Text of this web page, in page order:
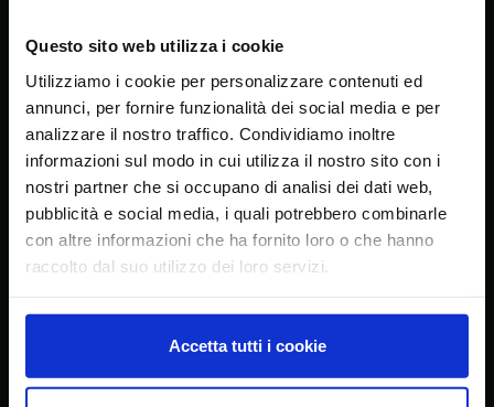
Questo sito web utilizza i cookie
Utilizziamo i cookie per personalizzare contenuti ed
annunci, per fornire funzionalità dei social media e per
analizzare il nostro traffico. Condividiamo inoltre
informazioni sul modo in cui utilizza il nostro sito con i
nostri partner che si occupano di analisi dei dati web,
pubblicità e social media, i quali potrebbero combinarle
con altre informazioni che ha fornito loro o che hanno
raccolto dal suo utilizzo dei loro servizi.
Accetta tutti i cookie
CREA
Consiglio per la ricerca in agricoltura e
l’analisi dell’economia agraria
Sede principale
Via della Navicella 2/4, 00184 Roma
Partita IVA 08183101008
tel. + 39 06 478361